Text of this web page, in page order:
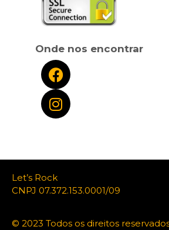
Onde nos encontrar
Let’s Rock
CNPJ 07.372.153.0001/09
© 2023 Todos os direitos